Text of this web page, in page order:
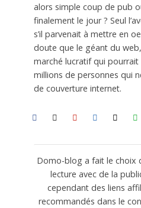
alors simple coup de pub
finalement le jour ? Seul
s’il parvenait à mettre en
doute que le géant du
marché lucratif qui
millions de personnes qui
de couverture internet.
Domo-blog a fait le choix
lecture avec de la
cependant des liens
recommandés dans le